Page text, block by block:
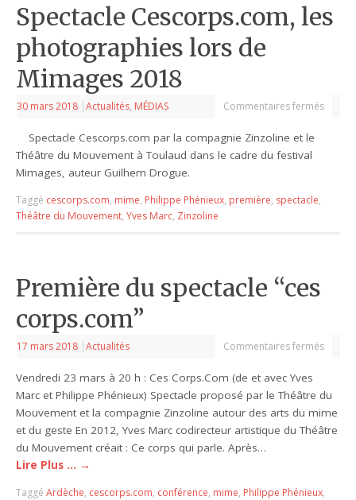
Spectacle Cescorps.com, les
photographies lors de
Mimages 2018
30 mars 2018 |Actualités, MÉDIAS Commentaires fermés
Spectacle Cescorps.com par la compagnie Zinzoline et le
Théâtre du Mouvement à Toulaud dans le cadre du festival
Mimages, auteur Guilhem Drogue.
Taggé cescorps.com, mime, Philippe Phénieux, première, spectacle,
Théâtre du Mouvement,Yves Marc, Zinzoline
Première du spectacle “ces
corps.com”
17 mars 2018 |Actualités Commentaires fermés
Vendredi 23 mars à 20 h : Ces Corps.Com (de et avec Yves
Marc et Philippe Phénieux) Spectacle proposé par le Théâtre du
Mouvement et la compagnie Zinzoline autour des arts du mime
et du geste En 2012, Yves Marc codirecteur artistique du Théâtre
du Mouvement créait : Ce corps qui parle. Après…
Lire Plus … →
TaggéArdèche, cescorps.com, conférence, mime, Philippe Phénieux,